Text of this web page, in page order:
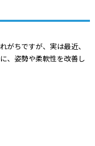
がちですが、実は最近、
、姿勢や柔軟性を改善し